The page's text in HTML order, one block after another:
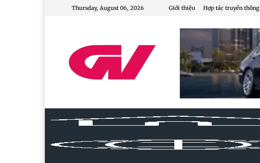
Thursday, August 06, 2026 Giới thiệu Hợp tác truyền thông